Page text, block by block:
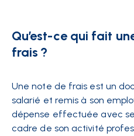
Qu’est-ce qui fait
frais ?
Une note de frais est un
salarié et remis à son
dépense effectuée avec
cadre de son activité